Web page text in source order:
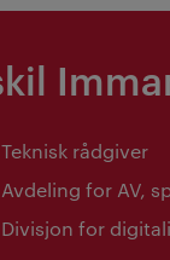
Teknisk rådgiver
Avdeling for AV,
Divisjon for